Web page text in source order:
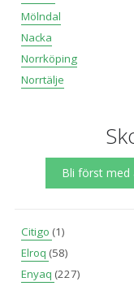
Mölndal
Nacka
Norrköping
Norrtälje
Bli först med
Citigo (1)
Elroq (58)
Enyaq (227)